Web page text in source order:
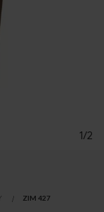
1/2
ZIM 427